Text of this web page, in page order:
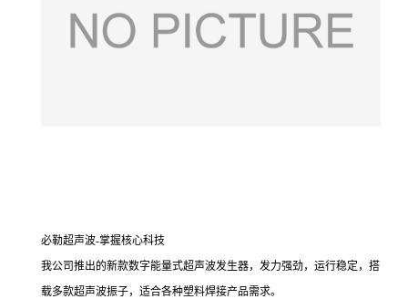
必勒超声波-掌握核心科技
我公司推出的新款数字能量式超声波发生器，发力强劲，运行稳定，搭
载多款超声波振子，适合各种塑料焊接产品需求。